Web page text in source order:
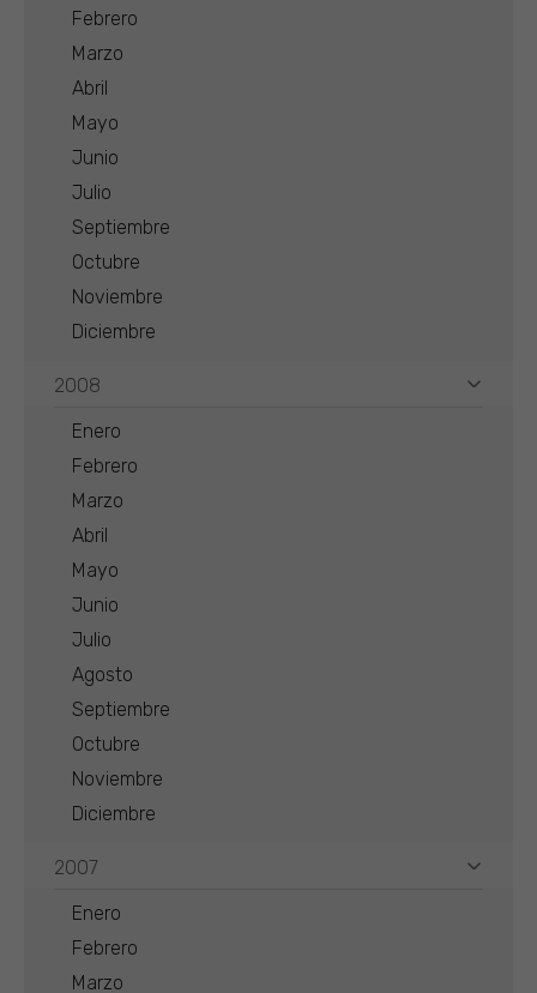
Febrero
Marzo
Abril
Mayo
Junio
Julio
Septiembre
Octubre
Noviembre
Diciembre
2008
Enero
Febrero
Marzo
Abril
Mayo
Junio
Julio
Agosto
Septiembre
Octubre
Noviembre
Diciembre
2007
Enero
Febrero
Marzo